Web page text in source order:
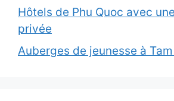
Hôtels de Phu Quoc avec
privée
Auberges de jeunesse à